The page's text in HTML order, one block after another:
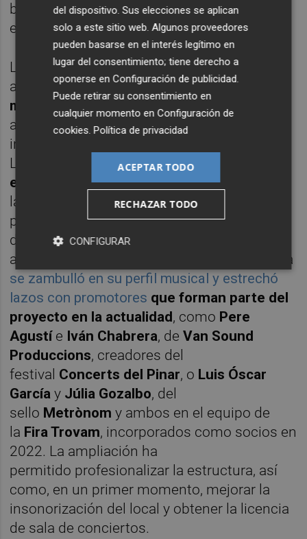
bandas consolidadas como a proyectos
emergentes y cercanos.
Lejos de frenar esa trayectoria, la pandemia
actuó como un catalizador. "Supuso un
momento decisivo, para bien y para mal
admite Vives. Después del obligado parón
inicial, con el confinamiento en los hogares,
La Bohemia se convirtióen el primer
espacio cultural de la ciudad en reabrir
las estrictas restricciones. "Traer a
para 200 personas, con mascarillas y
distancia, era emocionante; la gente lo
agradecía", recuerda. En ese contexto, la sala
se zambulló en su perfil musical y estrechó
lazos con promotores que forman parte del
proyecto en la actualidad, como Pere
Agustí e Iván Chabrera, deVan Sound
Produccions, creadores del
festival Concerts del Pinar, o Luis Óscar
Garcíay Júlia Gozalbo, del
sello Metrònomy ambos en el equipo de
la Fira Trovam, incorporados como socios en
2022. La ampliación ha
permitido profesionalizar la estructura, así
como, en un primer momento, mejorar la
insonorización del local y obtener la licencia
de sala de conciertos.
del dispositivo. Sus elecciones se aplican
solo a este sitio web. Algunos proveedores
pueden basarse en el interés legítimo en
lugar del consentimiento; tiene derecho a
oponerse enConfiguración de publicidad.
Puede retirar su consentimiento en
cualquier momento enConfiguración de
cookies.Política de privacidad
ACEPTAR TODO
RECHAZAR TODO
CONFIGURAR